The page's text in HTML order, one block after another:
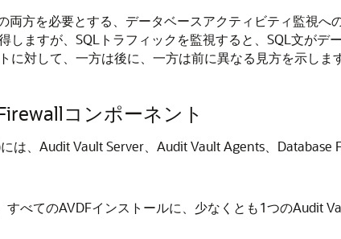
方を必要とする、データベースアクティビティ監視
ますが、SQLトラフィックを監視すると、SQL文がデ
対して、一方は後に、一方は前に異なる見方を示し
コンポーネント
は、Audit Vault Server、Audit Vault Agents、Database
べてのAVDFインストールに、少なくとも1つのAudit